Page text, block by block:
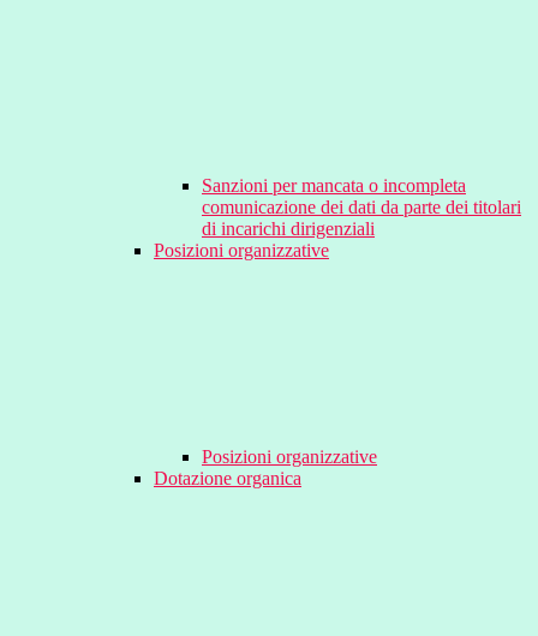
Sanzioni per mancata o incompleta
comunicazione dei dati da parte dei titolari
di incarichi dirigenziali
Posizioni organizzative
Posizioni organizzative
Dotazione organica